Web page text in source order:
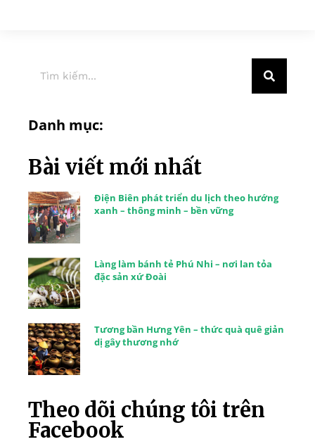
Danh mục:
Bài viết mới nhất
Điện Biên phát triển du lịch theo hướng
xanh – thông minh – bền vững
Làng làm bánh tẻ Phú Nhi – nơi lan tỏa
đặc sản xứ Đoài
Tương bần Hưng Yên – thức quà quê giản
dị gây thương nhớ
Theo dõi chúng tôi trên
Facebook